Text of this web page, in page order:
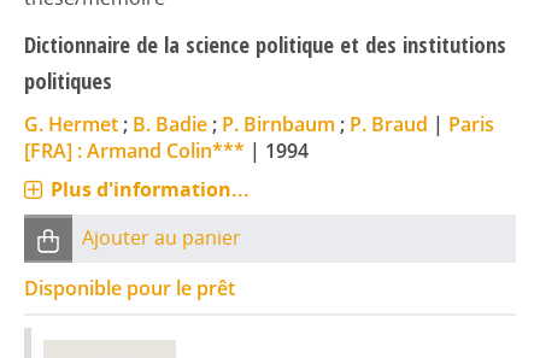
Dictionnaire de la science politique et des institutions
politiques
G. Hermet ; B. Badie ; P. Birnbaum ; P. Braud | Paris
[FRA] : Armand Colin*** | 1994
Plus d'information...
Ajouter au panier
Disponible pour le prêt